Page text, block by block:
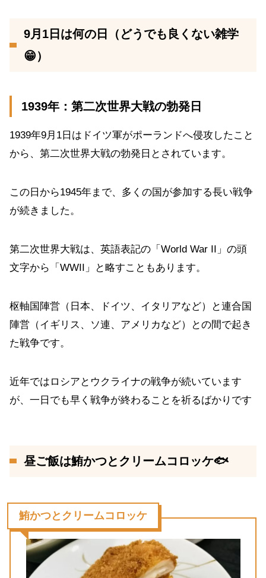
9月1日は何の日（どうでも良くない雑学
😁）
1939年：第二次世界大戦の勃発日
1939年9月1日はドイツ軍がポーランドへ侵攻したこと
から、第二次世界大戦の勃発日とされています。
この日から1945年まで、多くの国が参加する長い戦争
が続きました。
第二次世界大戦は、英語表記の「World War II」の頭
文字から「WWII」と略すこともあります。
枢軸国陣営（日本、ドイツ、イタリアなど）と連合国
陣営（イギリス、ソ連、アメリカなど）との間で起き
た戦争です。
近年ではロシアとウクライナの戦争が続いています
が、一日でも早く戦争が終わることを祈るばかりです
昼ご飯は鮪かつとクリームコロッケ🐟
鮪かつとクリームコロッケ